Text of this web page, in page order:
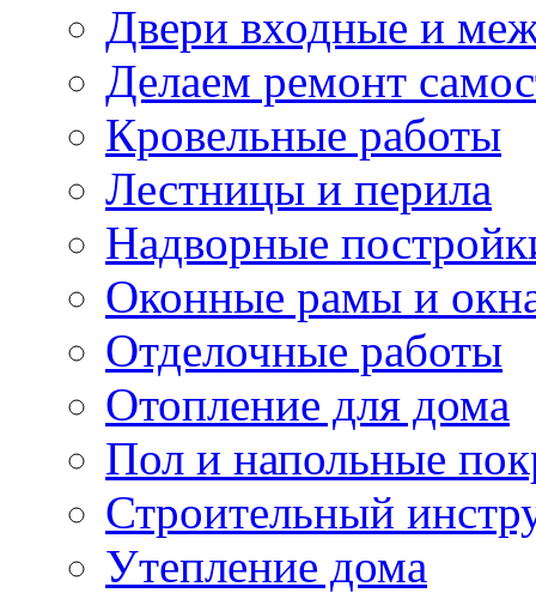
Двери входные и
Делаем ремонт
Кровельные работы
Лестницы и перила
Надворные
Оконные рамы и
Отделочные работы
Отопление для дома
Пол и напольные
Строительный
Утепление дома